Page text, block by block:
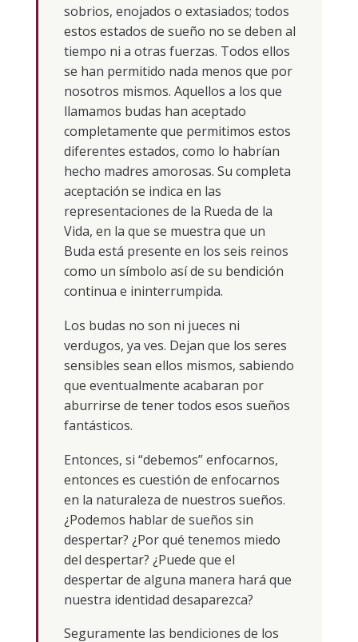
sobrios, enojados o extasiados; todos
estos estados de sueño no se deben al
tiempo ni a otras fuerzas. Todos ellos
se han permitido nada menos que por
nosotros mismos. Aquellos a los que
llamamos budas han aceptado
completamente que permitimos estos
diferentes estados, como lo habrían
hecho madres amorosas. Su completa
aceptación se indica en las
representaciones de la Rueda de la
Vida, en la que se muestra que un
Buda está presente en los seis reinos
como un símbolo así de su bendición
continua e ininterrumpida.
Los budas no son ni jueces ni
verdugos, ya ves. Dejan que los seres
sensibles sean ellos mismos, sabiendo
que eventualmente acabaran por
aburrirse de tener todos esos sueños
fantásticos.
Entonces, si “debemos” enfocarnos,
entonces es cuestión de enfocarnos
en la naturaleza de nuestros sueños.
¿Podemos hablar de sueños sin
despertar? ¿Por qué tenemos miedo
del despertar? ¿Puede que el
despertar de alguna manera hará que
nuestra identidad desaparezca?
Seguramente las bendiciones de los